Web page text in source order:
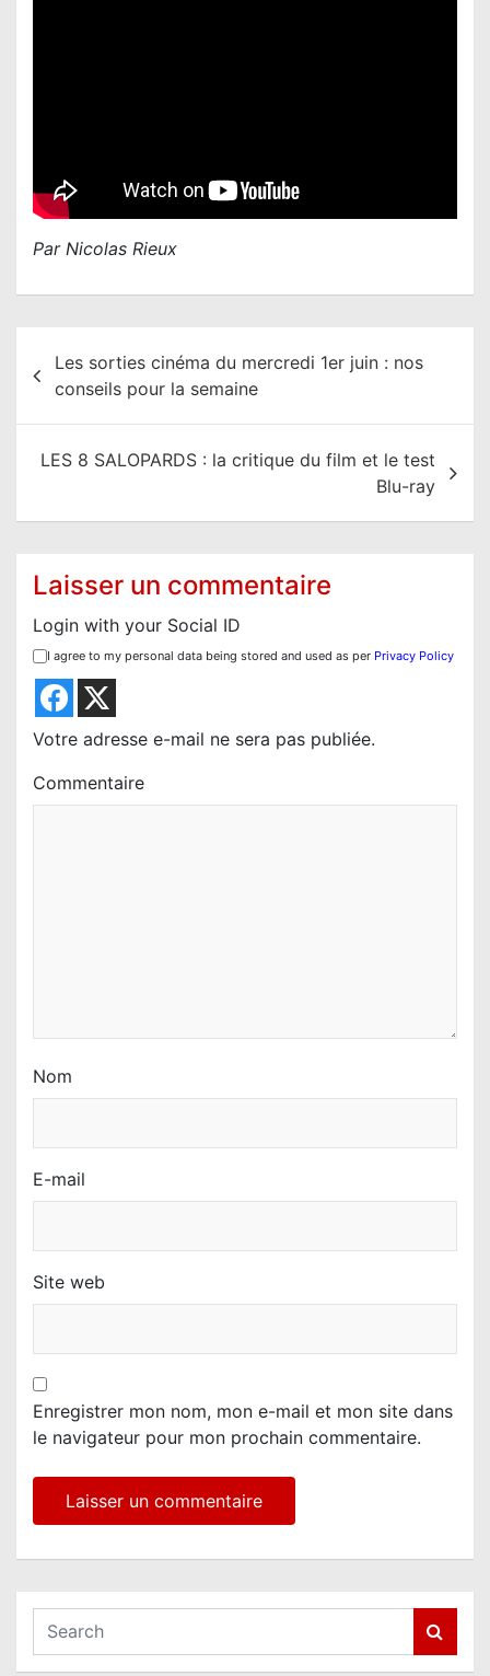
Par Nicolas Rieux
d
Les sorties cinéma du mercredi 1er juin : nos
conseils pour la semaine
LES 8 SALOPARDS : la critique du film et le test
Blu-ray
Laisser un commentaire
Login with your Social ID
I agree to my personal data being stored and used as per Privacy Policy
Votre adresse e-mail ne sera pas publiée.
Commentaire
Nom
E-mail
Site web
Enregistrer mon nom, mon e-mail et mon site dans
le navigateur pour mon prochain commentaire.